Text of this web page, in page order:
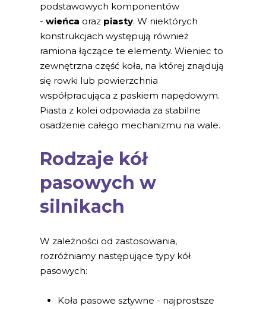
podstawowych komponentów
- wieńca oraz piasty. W niektórych
konstrukcjach występują również
ramiona łączące te elementy. Wieniec to
zewnętrzna część koła, na której znajdują
się rowki lub powierzchnia
współpracująca z paskiem napędowym.
Piasta z kolei odpowiada za stabilne
osadzenie całego mechanizmu na wale.
Rodzaje kół
pasowych w
silnikach
W zależności od zastosowania,
rozróżniamy następujące typy kół
pasowych:
Koła pasowe sztywne - najprostsze